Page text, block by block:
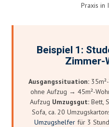
Praxis in
Beispiel 1:
Zimmer-
Ausgangssituation:35m²-
ohne Aufzug → 45m²-
Aufzug Umzugsgut: Bett,
Sofa, ca. 20
Umzugshelfer für 3